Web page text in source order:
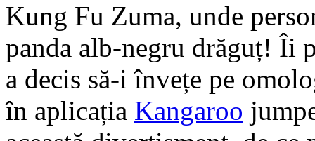
Kung Fu Zuma, unde
panda alb-negru drăguț! Îi
a decis să-i învețe pe
în aplicația Kangaroo